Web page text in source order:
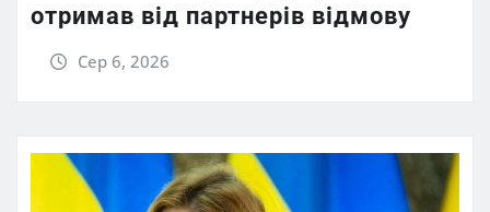
отримав від партнерів відмову
Сер 6, 2026